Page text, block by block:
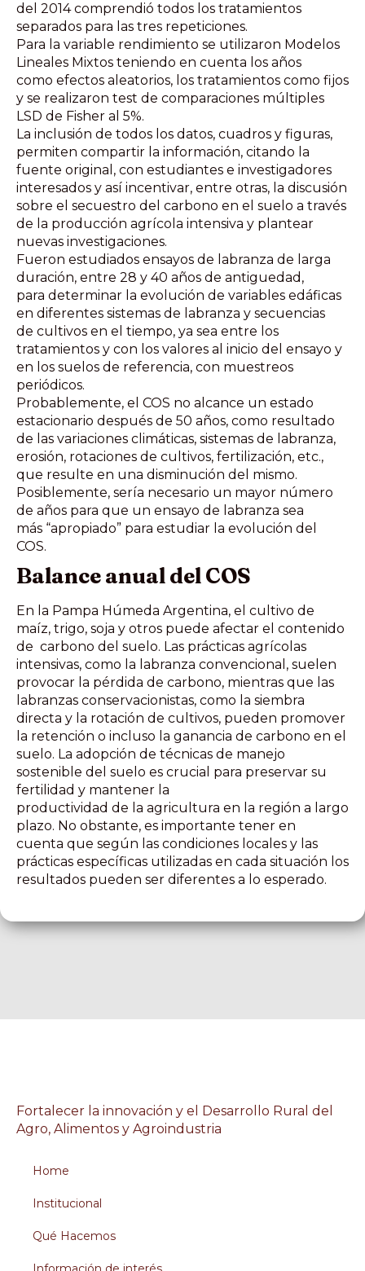
del 2014 comprendió todos los tratamientos
separados para las tres repeticiones.
Para la variable rendimiento se utilizaron Modelos
Lineales Mixtos teniendo en cuenta los años
como efectos aleatorios, los tratamientos como fijos
y se realizaron test de comparaciones múltiples
LSD de Fisher al 5%.
La inclusión de todos los datos, cuadros y figuras,
permiten compartir la información, citando la
fuente original, con estudiantes e investigadores
interesados y así incentivar, entre otras, la discusión
sobre el secuestro del carbono en el suelo a través
de la producción agrícola intensiva y plantear
nuevas investigaciones.
Fueron estudiados ensayos de labranza de larga
duración, entre 28 y 40 años de antiguedad,
para determinar la evolución de variables edáficas
en diferentes sistemas de labranza y secuencias
de cultivos en el tiempo, ya sea entre los
tratamientos y con los valores al inicio del ensayo y
en los suelos de referencia, con muestreos
periódicos.
Probablemente, el COS no alcance un estado
estacionario después de 50 años, como resultado
de las variaciones climáticas, sistemas de labranza,
erosión, rotaciones de cultivos, fertilización, etc.,
que resulte en una disminución del mismo.
Posiblemente, sería necesario un mayor número
de años para que un ensayo de labranza sea
más “apropiado” para estudiar la evolución del
COS.
Balance anual del COS
En la Pampa Húmeda Argentina, el cultivo de
maíz, trigo, soja y otros puede afectar el contenido
de carbono del suelo. Las prácticas agrícolas
intensivas, como la labranza convencional, suelen
provocar la pérdida de carbono, mientras que las
labranzas conservacionistas, como la siembra
directa y la rotación de cultivos, pueden promover
la retención o incluso la ganancia de carbono en el
suelo. La adopción de técnicas de manejo
sostenible del suelo es crucial para preservar su
fertilidad y mantener la
productividad de la agricultura en la región a largo
plazo. No obstante, es importante tener en
cuenta que según las condiciones locales y las
prácticas específicas utilizadas en cada situación los
resultados pueden ser diferentes a lo esperado.
Fortalecer la innovación y el Desarrollo Rural del
Agro, Alimentos y Agroindustria
Home
Institucional
Qué Hacemos